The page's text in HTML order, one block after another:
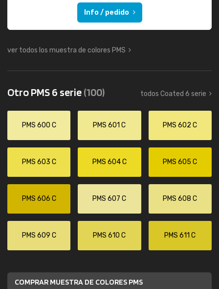
Info / pedido
ver todos los muestra de colores PMS
Otro PMS 6 serie(100) todos Coated 6 serie
PMS 600 C PMS 601 C PMS 602 C
PMS 603 C PMS 604 C PMS 605 C
PMS 606 C PMS 607 C PMS 608 C
PMS 609 C PMS 610 C PMS 611 C
COMPRAR MUESTRA DE COLORES PMS